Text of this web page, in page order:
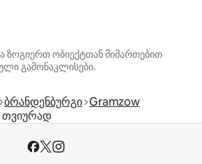
ზოგიერთ ობიექტთან მიმართებით
გამონაკლისები.
ბრანდენბურგი Gramzow
თვიურად